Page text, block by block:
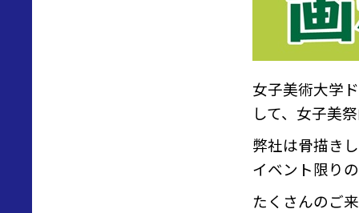
女子美術大学
して、女子美
弊社は骨描き
イベント限り
たくさんのご